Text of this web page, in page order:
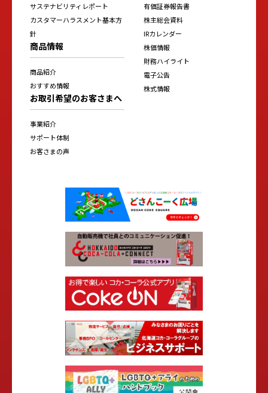
サステナビリティレポート
カスタマーハラスメント基本方
針
商品情報
商品紹介
おすすめ情報
お取引希望のお客さまへ
事業紹介
サポート体制
お客さまの声
有価証券報告書
株主総会資料
IRカレンダー
株価情報
財務ハイライト
電子公告
株式情報